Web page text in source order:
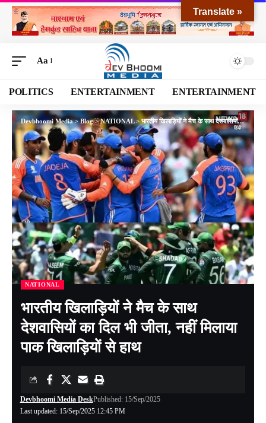
Aa
POLITICS ENTERTAINMENT ENTERTAINMENT
Devbhoomi Media>Blog>NATIONAL>भारतीय खिलाड़ियों ने मैच के साथ देशवासियों का दिल भी जीता, नहीं मिलाया पाक खिलाड़ियों से हाथ
NATIONAL
भारतीय खिलाड़ियों ने मैच के साथ
देशवासियों का दिल भी जीता, नहीं मिलाया
पाक खिलाड़ियों से हाथ
Last updated: 15/Sep/2025 12:45 PM
Devbhoomi Media DeskPublished: 15/Sep/2025
Translate »